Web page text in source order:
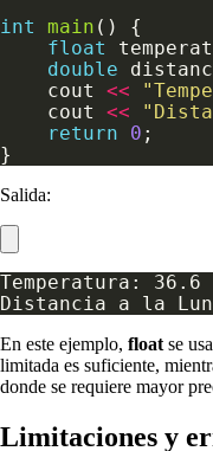
int
main
float
double
    cout
<<
    cout
<<
return
0
Salida:
Distancia a la
En este ejemplo, float se
limitada es suficiente,
donde se requiere mayor
Limitaciones y